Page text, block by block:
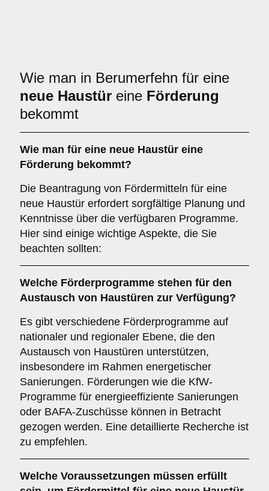
Wie man in Berumerfehn für eine
neue Haustür eine Förderung
bekommt
Wie man für eine neue Haustür eine
Förderung bekommt?
Die Beantragung von Fördermitteln für eine
neue Haustür erfordert sorgfältige Planung und
Kenntnisse über die verfügbaren Programme.
Hier sind einige wichtige Aspekte, die Sie
beachten sollten:
Welche Förderprogramme stehen für den
Austausch von Haustüren zur Verfügung?
Es gibt verschiedene Förderprogramme auf
nationaler und regionaler Ebene, die den
Austausch von Haustüren unterstützen,
insbesondere im Rahmen energetischer
Sanierungen. Förderungen wie die KfW-
Programme für energieeffiziente Sanierungen
oder BAFA-Zuschüsse können in Betracht
gezogen werden. Eine detaillierte Recherche ist
zu empfehlen.
Welche Voraussetzungen müssen erfüllt